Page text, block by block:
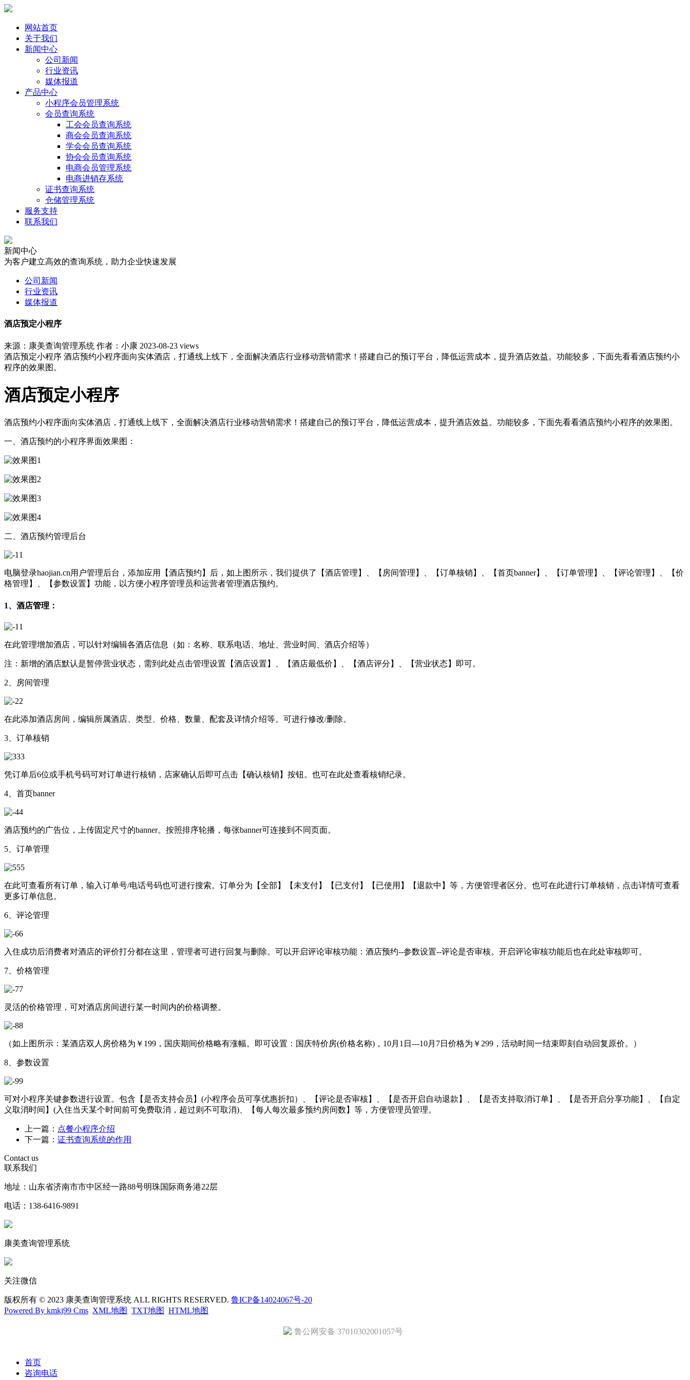
网站首页
关于我们
新闻中心
公司新闻
行业资讯
媒体报道
产品中心
小程序会员管理系统
会员查询系统
工会会员查询系统
商会会员查询系统
学会会员查询系统
协会会员查询系统
电商会员管理系统
电商进销存系统
证书查询系统
仓储管理系统
服务支持
联系我们
新闻中心
为客户建立高效的查询系统，助力企业快速发展
公司新闻
行业资讯
媒体报道
酒店预定小程序
来源：康美查询管理系统 作者：小康 2023-08-23 views
酒店预定小程序 酒店预约小程序面向实体酒店，打通线上线下，全面解决酒店行业移动营销需求！搭建自己的预订平台，降低运营成本，提升酒店效益。功能较多，下面先看看酒店预约小
程序的效果图。
酒店预定小程序
酒店预约小程序面向实体酒店，打通线上线下，全面解决酒店行业移动营销需求！搭建自己的预订平台，降低运营成本，提升酒店效益。功能较多，下面先看看酒店预约小程序的效果图。
一、酒店预约的小程序界面效果图：
二、酒店预约管理后台
电脑登录haojian.cn用户管理后台，添加应用【酒店预约】后，如上图所示，我们提供了【酒店管理】、【房间管理】、【订单核销】、【首页banner】、【订单管理】、【评论管理】、【价
格管理】、【参数设置】功能，以方便小程序管理员和运营者管理酒店预约。
1、酒店管理：
在此管理增加酒店，可以针对编辑各酒店信息（如：名称、联系电话、地址、营业时间、酒店介绍等）
注：新增的酒店默认是暂停营业状态，需到此处点击管理设置【酒店设置】、【酒店最低价】、【酒店评分】、【营业状态】即可。
2、房间管理
在此添加酒店房间，编辑所属酒店、类型、价格、数量、配套及详情介绍等。可进行修改/删除。
3、订单核销
凭订单后6位或手机号码可对订单进行核销，店家确认后即可点击【确认核销】按钮。也可在此处查看核销纪录。
4、首页banner
酒店预约的广告位，上传固定尺寸的banner。按照排序轮播，每张banner可连接到不同页面。
5、订单管理
在此可查看所有订单，输入订单号/电话号码也可进行搜索。订单分为【全部】【未支付】【已支付】【已使用】【退款中】等，方便管理者区分。也可在此进行订单核销，点击详情可查看
更多订单信息。
6、评论管理
入住成功后消费者对酒店的评价打分都在这里，管理者可进行回复与删除。可以开启评论审核功能：酒店预约--参数设置--评论是否审核。开启评论审核功能后也在此处审核即可。
7、价格管理
灵活的价格管理，可对酒店房间进行某一时间内的价格调整。
（如上图所示：某酒店双人房价格为￥199，国庆期间价格略有涨幅。即可设置：国庆特价房(价格名称)，10月1日---10月7日价格为￥299，活动时间一结束即刻自动回复原价。）
8、参数设置
可对小程序关键参数进行设置。包含【是否支持会员】(小程序会员可享优惠折扣）、【评论是否审核】、【是否开启自动退款】、【是否支持取消订单】、【是否开启分享功能】、【自定
义取消时间】(入住当天某个时间前可免费取消，超过则不可取消)、【每人每次最多预约房间数】等，方便管理员管理。
上一篇： 点餐小程序介绍
下一篇： 证书查询系统的作用
Contact us
联系我们
地址：山东省济南市市中区经一路88号明珠国际商务港22层
电话：138-6416-9891
康美查询管理系统
关注微信
版权所有 © 2023 康美查询管理系统 ALL RIGHTS RESERVED. 鲁ICP备14024067号-20
Powered By kmkj99 Cms XML地图 TXT地图 HTML地图
鲁公网安备 37010302001057号
首页
咨询电话